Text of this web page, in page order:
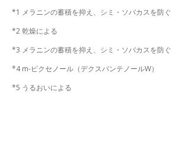
*1 メラニンの蓄積を抑え、シミ・ソバカスを防ぐ
*2 乾燥による
*3 メラニンの蓄積を抑え、シミ・ソバカスを防ぐ
*4 m-ピクセノール（デクスパンテノールW）
*5 うるおいによる